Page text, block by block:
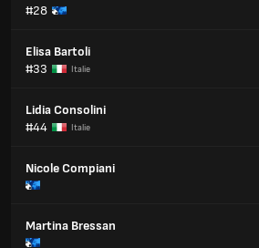
#28
Elisa Bartoli
#33
Italie
Lidia Consolini
#44
Italie
Nicole Compiani
Martina Bressan